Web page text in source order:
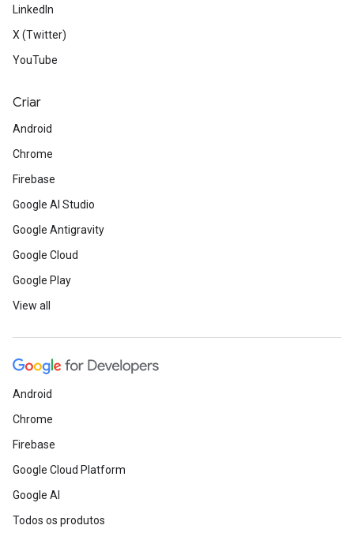
LinkedIn
X (Twitter)
YouTube
Criar
Android
Chrome
Firebase
Google AI Studio
Google Antigravity
Google Cloud
Google Play
View all
Android
Chrome
Firebase
Google Cloud Platform
Google AI
Todos os produtos